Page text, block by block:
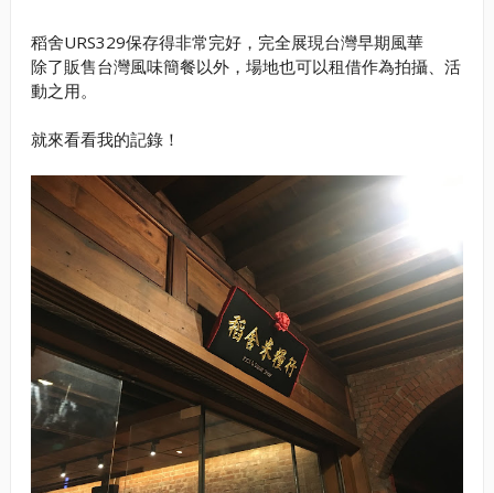
稻舍URS329保存得非常完好，完全展現台灣早期風華
除了販售台灣風味簡餐以外，場地也可以租借作為拍攝、活
動之用。
就來看看我的記錄！